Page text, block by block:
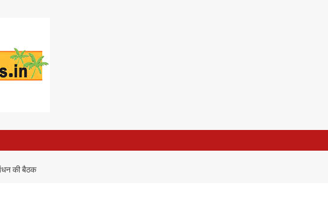
की बैठक